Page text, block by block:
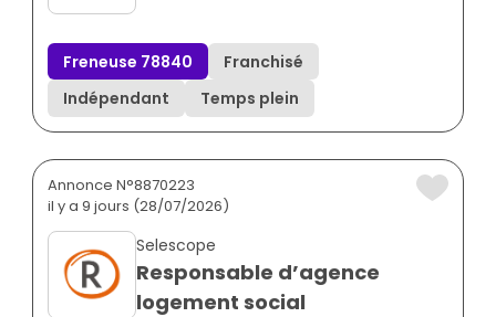
Freneuse 78840
Franchisé
Indépendant
Temps plein
Annonce N°8870223
il y a 9 jours (28/07/2026)
Selescope
Responsable d’agence
logement social